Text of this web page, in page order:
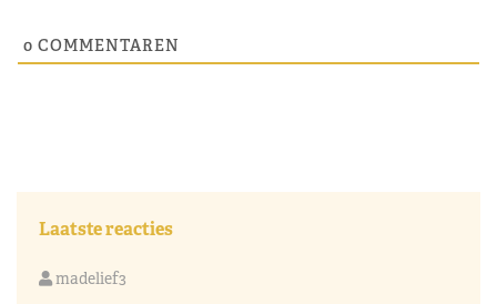
0 COMMENTAREN
Laatste reacties
madelief3